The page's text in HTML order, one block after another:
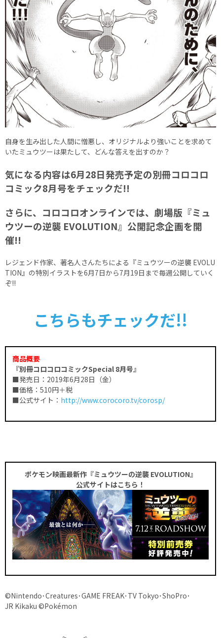
自身を生み出した人間に憎悪し、オリジナルより強いことを求めて
いたミュウツーは果たして、どんな答えを出すのか？
気になる内容は6月28日発売予定の別冊コロコロ
コミック8月号をチェックだ!!
さらに、コロコロオンラインでは、劇場版『ミュ
ウツーの逆襲 EVOLUTION』公開記念企画を開
催!!
レジェンド作家、著名人さんたちによる『ミュウツーの逆襲 EVOLU
TION』の特別イラストを6月7日から7月19日まで毎週公開していく
ぞ!!
こちらもチェックだ!!
商品概要
『別冊コロコロコミックSpecial 8月号』
■発売日：2019年6月28日（金）
■価格：510円＋税
■公式サイト： http://www.corocoro.tv/corosp/
ポケモン映画最新作『ミュウツーの逆襲 EVOLUTION』
公式サイトはこちら！
©Nintendo･Creatures･GAME FREAK･TV Tokyo･ShoPro･
JR Kikaku ©Pokémon